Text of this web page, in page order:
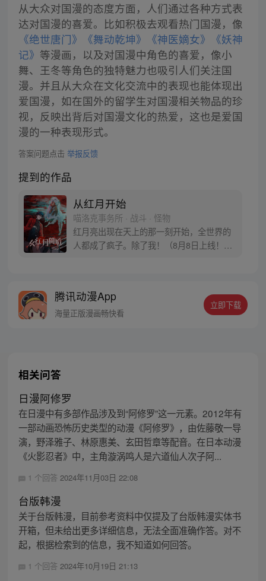
从大众对国漫的态度方面，人们通过各种方式表
达对国漫的喜爱。比如积极去观看热门国漫，像
《绝世唐门》
《舞动乾坤》 《神医嫡女》
《妖神
记》 等漫画，以及对国漫中角色的喜爱，像小
舞、王冬等角色的独特魅力也吸引人们关注国
漫。并且从大众在文化交流中的表现也能体现出
爱国漫，如在国外的留学生对国漫相关物品的珍
视，反映出背后对国漫文化的热爱，这也是爱国
漫的一种表现形式。
答案问题点击 举报反馈
提到的作品
从红月开始
喵洛克事务所 · 战斗 · 怪物
红月亮出现在天上的那一刻开始，全世界的
人都成了疯子。除了我！（8月8日上线！每
腾讯动漫App
海量正版漫画畅快看
立即下载
相关问答
日漫阿修罗
在日漫中有多部作品涉及到“阿修罗”这一元素。2012年有
一部动画恐怖历史类型的动漫《阿修罗》，由佐藤敬一导
演，野泽雅子、林原惠美、玄田哲章等配音。在日本动漫
《火影忍者》中，主角漩涡鸣人是六道仙人次子阿...
1 个回答 2024年11月03日 22:08
台版韩漫
关于台版韩漫，目前参考资料中仅提及了台版韩漫实体书
开箱，但未给出更多详细信息，无法全面准确作答。对不
起，根据检索到的信息，我不知道如何回答。
1 个回答 2024年10月19日 21:13